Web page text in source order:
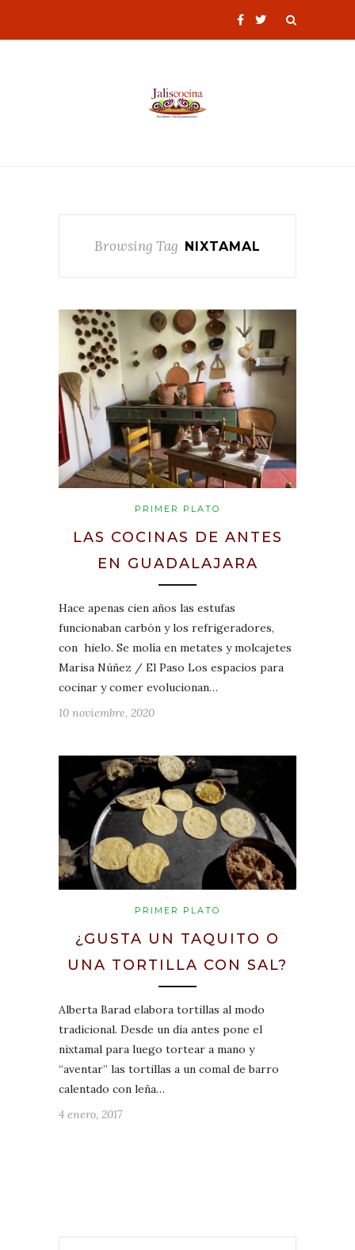
Browsing Tag NIXTAMAL
PRIMER PLATO
LAS COCINAS DE ANTES
EN GUADALAJARA
Hace apenas cien años las estufas
funcionaban carbón y los refrigeradores,
con hielo. Se molía en metates y molcajetes
Marisa Núñez / El Paso Los espacios para
cocinar y comer evolucionan…
10 noviembre, 2020
PRIMER PLATO
¿GUSTA UN TAQUITO O
UNA TORTILLA CON SAL?
Alberta Barad elabora tortillas al modo
tradicional. Desde un día antes pone el
nixtamal para luego tortear a mano y
“aventar” las tortillas a un comal de barro
calentado con leña…
4 enero, 2017